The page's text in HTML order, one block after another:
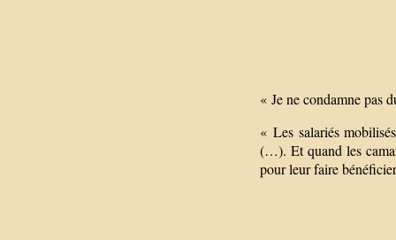
« Je ne condamne pas
« Les salariés
(…). Et quand les
pour leur faire